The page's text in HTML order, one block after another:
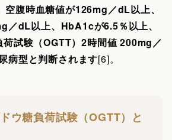
空腹時血糖値が126mg／dL以上、
／dL以上、HbA1cが6.5％以上、
試験（OGTT）2時間値 200mg／
病型と判断されます[6]。
ウ糖負荷試験（OGTT）と